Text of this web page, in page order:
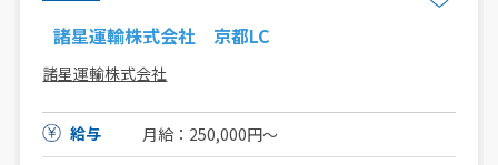
諸星運輸株式会社 京都LC
諸星運輸株式会社
給与
月給：250,000円〜